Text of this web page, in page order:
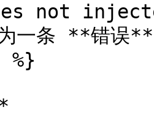
not
条 **错误**
%}